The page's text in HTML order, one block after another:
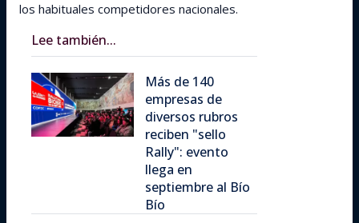
los habituales competidores nacionales.
Lee también...
Más de 140
empresas de
diversos rubros
reciben "sello
Rally": evento
llega en
septiembre al Bío
Bío